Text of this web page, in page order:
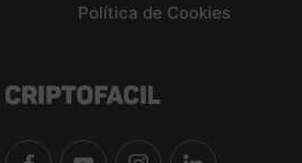
Política de Cookies